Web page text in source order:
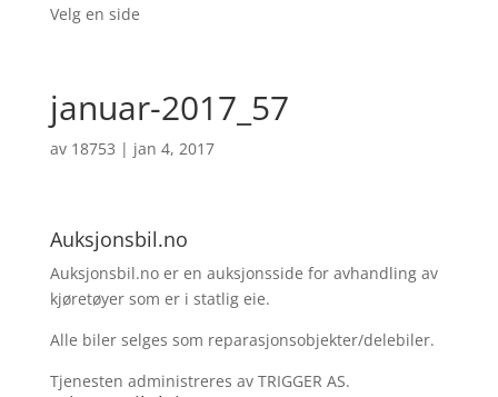
Velg en side
januar-2017_57
av 18753 | jan 4, 2017
Auksjonsbil.no
Auksjonsbil.no er en auksjonsside for avhandling av
kjøretøyer som er i statlig eie.
Alle biler selges som reparasjonsobjekter/delebiler.
Tjenesten administreres av TRIGGER AS.